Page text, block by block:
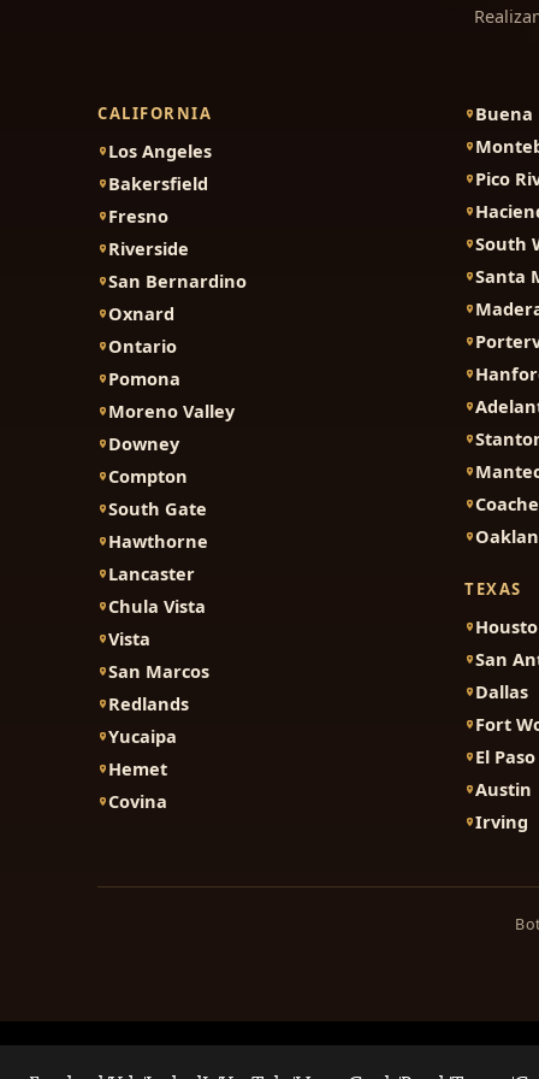
CALIFORNIA
Los Angeles
Bakersfield
Fresno
Riverside
San Bernardino
Oxnard
Ontario
Pomona
Moreno Valley
Downey
Compton
South Gate
Hawthorne
Lancaster
Chula Vista
Vista
San Marcos
Redlands
Yucaipa
Hemet
Covina
Buena
Pico
South
Santa
TEXAS
San
Dallas
Fort
El Paso
Austin
Irving